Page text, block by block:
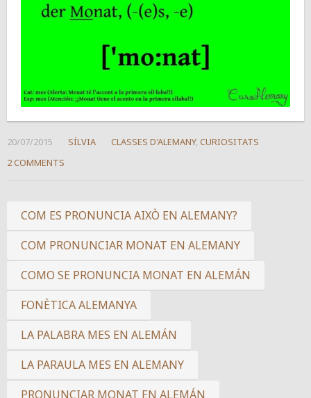
20/07/2015 SÍLVIA CLASSES D'ALEMANY, CURIOSITATS
2 COMMENTS
COM ES PRONUNCIA AIXÒ EN ALEMANY?
COM PRONUNCIAR MONAT EN ALEMANY
COMO SE PRONUNCIA MONAT EN ALEMÁN
FONÈTICA ALEMANYA
LA PALABRA MES EN ALEMÁN
LA PARAULA MES EN ALEMANY
PRONUNCIAR MONAT EN ALEMÁN